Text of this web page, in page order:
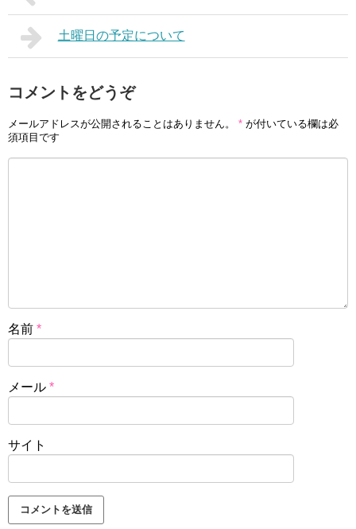
土曜日の予定について
コメントをどうぞ
メールアドレスが公開されることはありません。 * が付いている欄は必
須項目です
名前 *
メール *
サイト